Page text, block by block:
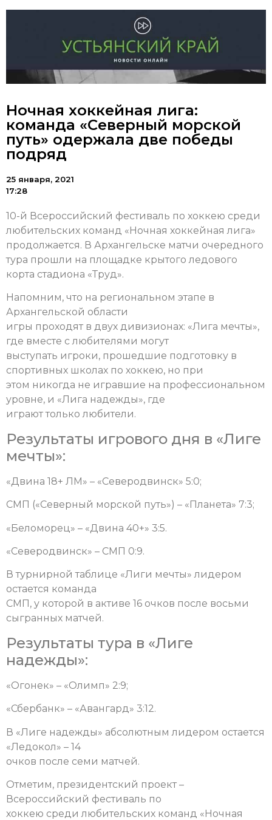
Ночная хоккейная лига:
команда «Северный морской
путь» одержала две победы
подряд
25 января, 2021
17:28
10-й Всероссийский фестиваль по хоккею среди
любительских команд «Ночная хоккейная лига»
продолжается. В Архангельске матчи очередного
тура прошли на площадке крытого ледового
корта стадиона «Труд».
Напомним, что на региональном этапе в
Архангельской области
игры проходят в двух дивизионах: «Лига мечты»,
где вместе с любителями могут
выступать игроки, прошедшие подготовку в
спортивных школах по хоккею, но при
этом никогда не игравшие на профессиональном
уровне, и «Лига надежды», где
играют только любители.
Результаты игрового дня в «Лиге
мечты»:
«Двина 18+ ЛМ» – «Северодвинск» 5:0;
СМП («Северный морской путь») – «Планета» 7:3;
«Беломорец» – «Двина 40+» 3:5.
«Северодвинск» – СМП 0:9.
В турнирной таблице «Лиги мечты» лидером
остается команда
СМП, у которой в активе 16 очков после восьми
сыгранных матчей.
Результаты тура в «Лиге
надежды»:
«Огонек» – «Олимп» 2:9;
«Сбербанк» – «Авангард» 3:12.
В «Лиге надежды» абсолютным лидером остается
«Ледокол» – 14
очков после семи матчей.
Отметим, президентский проект –
Всероссийский фестиваль по
хоккею среди любительских команд «Ночная